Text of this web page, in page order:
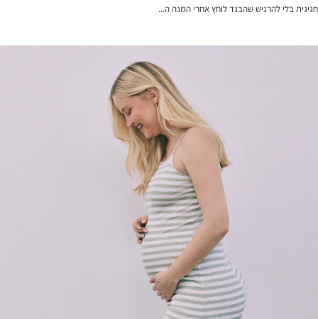
חגיגית בלי להרגיש שהבגד לוחץ אחרי המנה ה...